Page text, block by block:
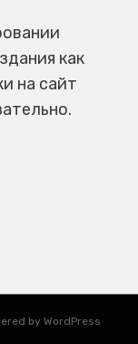
как
на сайт
by WordPress